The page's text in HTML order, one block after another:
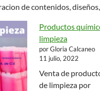
de contenidos,
Productos
limpieza
por Gloria Calcaneo
11 julio, 2022
Venta de
de limpieza por